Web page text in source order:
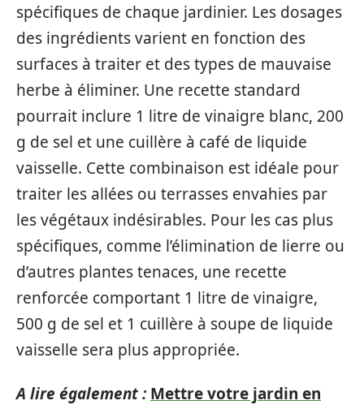
spécifiques de chaque jardinier. Les dosages
des ingrédients varient en fonction des
surfaces à traiter et des types de mauvaise
herbe à éliminer. Une recette standard
pourrait inclure 1 litre de vinaigre blanc, 200
g de sel et une cuillère à café de liquide
vaisselle. Cette combinaison est idéale pour
traiter les allées ou terrasses envahies par
les végétaux indésirables. Pour les cas plus
spécifiques, comme l’élimination de lierre ou
d’autres plantes tenaces, une recette
renforcée comportant 1 litre de vinaigre,
500 g de sel et 1 cuillère à soupe de liquide
vaisselle sera plus appropriée.
A lire également : Mettre votre jardin en